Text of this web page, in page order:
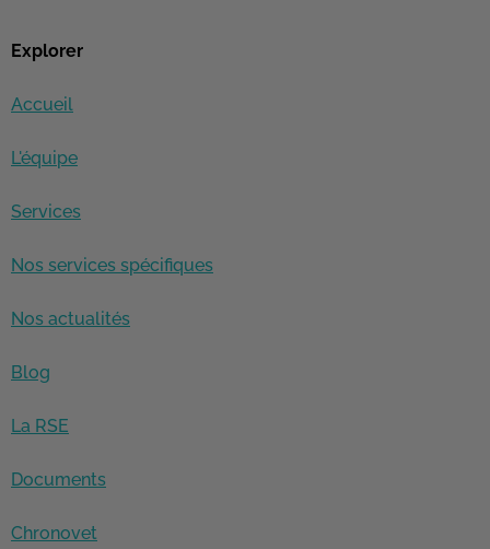
Explorer
Accueil
L'équipe
Services
Nos services spécifiques
Nos actualités
Blog
La RSE
Documents
Chronovet